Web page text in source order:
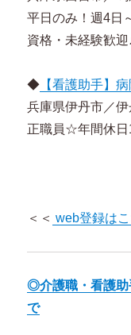
平日のみ！週4日
資格・未経験歓迎
◆ 【看護助手】
兵庫県伊丹市／伊
正職員☆年間休日
＜＜ web登録はこ
◎介護職・看護助
で